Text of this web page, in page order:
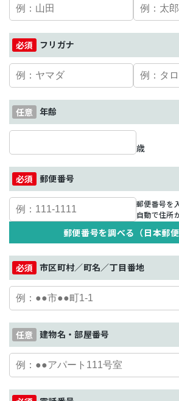
フリガナ
年齢
歳
郵便番号
郵便番号を
自動で住所
郵便番号を調べる（日本郵便
市区町村／町名／丁目番地
建物名・部屋番号